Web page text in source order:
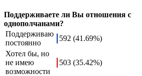
Поддерживаете ли Вы отношения с
однополчанами?
Поддерживаю
постоянно
592 (41.69%)
Хотел бы, но
не имею
возможности
503 (35.42%)